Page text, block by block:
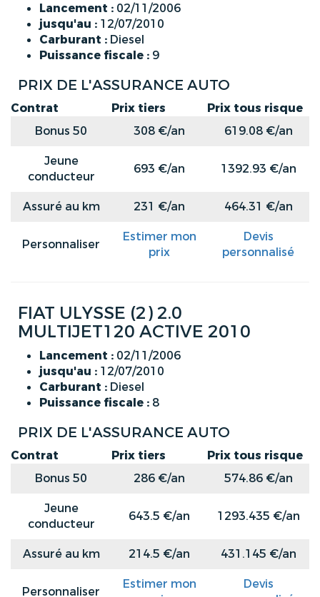
Lancement : 02/11/2006
jusqu'au : 12/07/2010
Carburant : Diesel
Puissance fiscale : 9
PRIX DE L'ASSURANCE AUTO
Contrat Prix tiers
Prix tous risque
Bonus 50
308 €/an
619.08 €/an
Jeune
conducteur
693 €/an 1392.93 €/an
Assuré au km 231 €/an 464.31 €/an
Personnaliser
Estimer mon
prix
Devis
personnalisé
FIAT ULYSSE (2) 2.0
MULTIJET120 ACTIVE 2010
Lancement : 02/11/2006
jusqu'au : 12/07/2010
Carburant : Diesel
Puissance fiscale : 8
PRIX DE L'ASSURANCE AUTO
Contrat Prix tiers
Prix tous risque
Bonus 50
286 €/an
574.86 €/an
Jeune
conducteur
643.5 €/an 1293.435 €/an
Assuré au km 214.5 €/an 431.145 €/an
Personnaliser
Estimer mon
Devis